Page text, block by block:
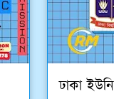
ঢাকা